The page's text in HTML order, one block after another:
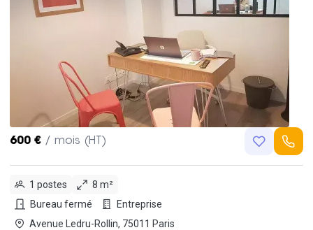
600 € / mois (HT)
1 postes
8 m²
Bureau fermé
Entreprise
Avenue Ledru-Rollin, 75011 Paris